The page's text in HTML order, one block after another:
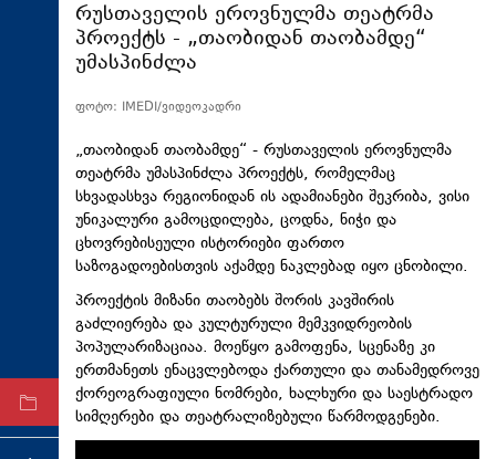
მსოფლიო
ჯანდაცვა
თავდაცვა
რეგიონი
კულტურა
ტექნოლოგიები
ტაბლოიდი
არქივი
რუსთაველის ეროვნულმა თეატრმა
პროექტს - „თაობიდან თაობამდე“
უმასპინძლა
ფოტო: IMEDI/ვიდეოკადრი
„თაობიდან თაობამდე“ - რუსთაველის ეროვნულმა
თეატრმა უმასპინძლა პროექტს, რომელმაც
სხვადასხვა რეგიონიდან ის ადამიანები შეკრიბა, ვისი
უნიკალური გამოცდილება, ცოდნა, ნიჭი და
ცხოვრებისეული ისტორიები ფართო
საზოგადოებისთვის აქამდე ნაკლებად იყო ცნობილი.
პროექტის მიზანი თაობებს შორის კავშირის
გაძლიერება და კულტურული მემკვიდრეობის
პოპულარიზაციაა. მოეწყო გამოფენა, სცენაზე კი
ერთმანეთს ენაცვლებოდა ქართული და თანამედროვე
ქორეოგრაფიული ნომრები, ხალხური და საესტრადო
სიმღერები და თეატრალიზებული წარმოდგენები.